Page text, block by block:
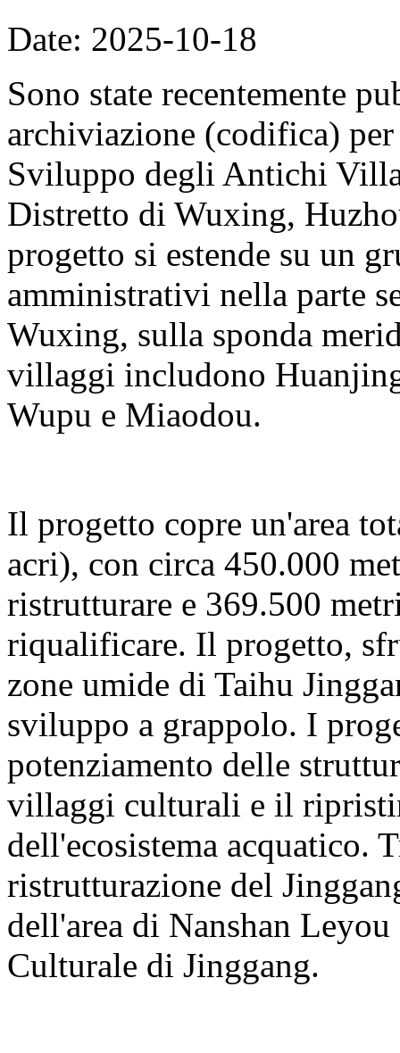
Date: 2025-10-18
Sono state recentemente
archiviazione (codifica)
Sviluppo degli Antichi
Distretto di Wuxing,
progetto si estende su un
amministrativi nella parte
Wuxing, sulla sponda
villaggi includono
Wupu e Miaodou.
Il progetto copre un'area
acri), con circa 450.000
ristrutturare e 369.500
riqualificare. Il progetto,
zone umide di Taihu
sviluppo a grappolo. I
potenziamento delle
villaggi culturali e il
dell'ecosistema acquatico.
ristrutturazione del
dell'area di Nanshan
Culturale di Jinggang.